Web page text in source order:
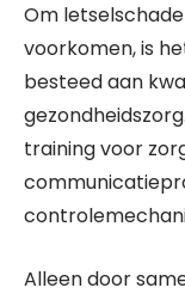
Om
voorkomen, is
besteed aan
training voor
Alleen door